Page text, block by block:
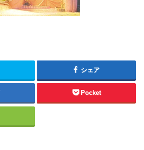
シェア
Pocket